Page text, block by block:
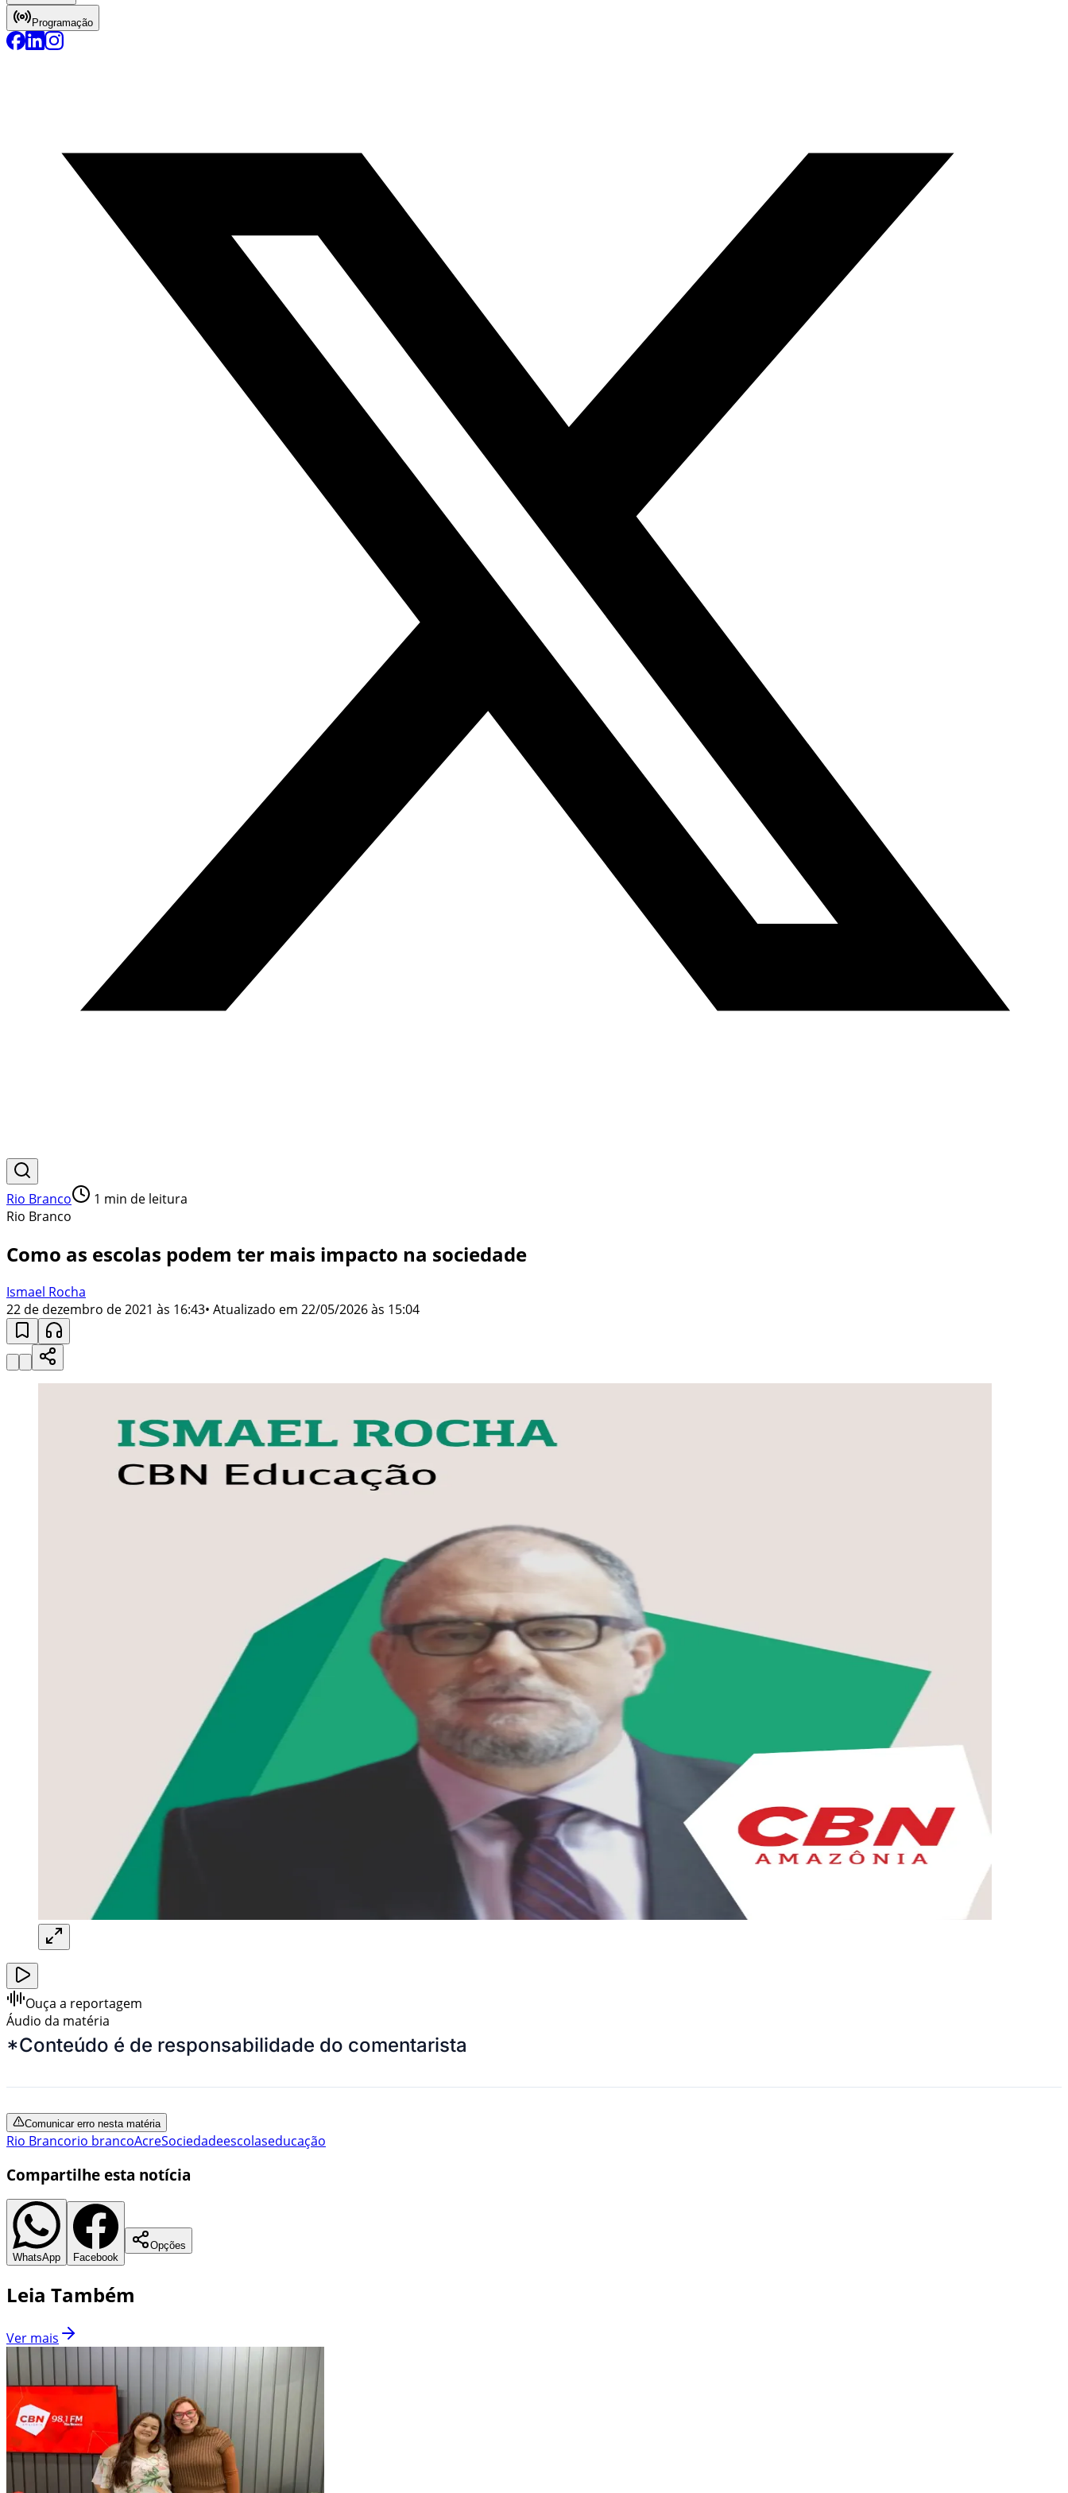
Programação
Rio Branco 1 min de leitura
Rio Branco
Como as escolas podem ter mais impacto na sociedade
Ismael Rocha
22 de dezembro de 2021 às 16:43• Atualizado em 22/05/2026 às 15:04
Ouça a reportagem
Áudio da matéria
*Conteúdo é de responsabilidade do comentarista
Comunicar erro nesta matéria
Rio Brancorio brancoAcreSociedadeescolaseducação
Compartilhe esta notícia
WhatsApp Facebook
Opções
Leia Também
Ver mais